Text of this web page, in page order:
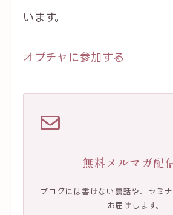
います。
オプチャに参加する
無料メルマガ配
ブログには書けない裏話や、セミ
お届けします。